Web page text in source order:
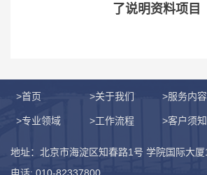
了说明资料项目
>首页 >关于我们 >服务内容
>专业领域 >工作流程 >客户须知
地址：北京市海淀区知春路1号 学院国际大